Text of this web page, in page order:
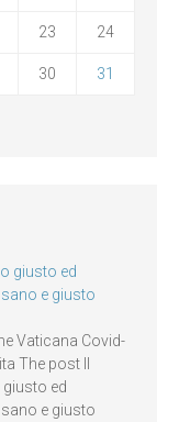
23 24
30 31
giusto ed
e giusto
Vaticana Covid-
The post Il
ed
e giusto